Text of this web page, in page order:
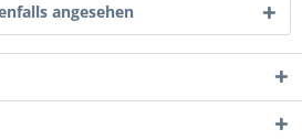
angesehen